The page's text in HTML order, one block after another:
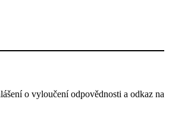
o vyloučení odpovědnosti a odkaz na